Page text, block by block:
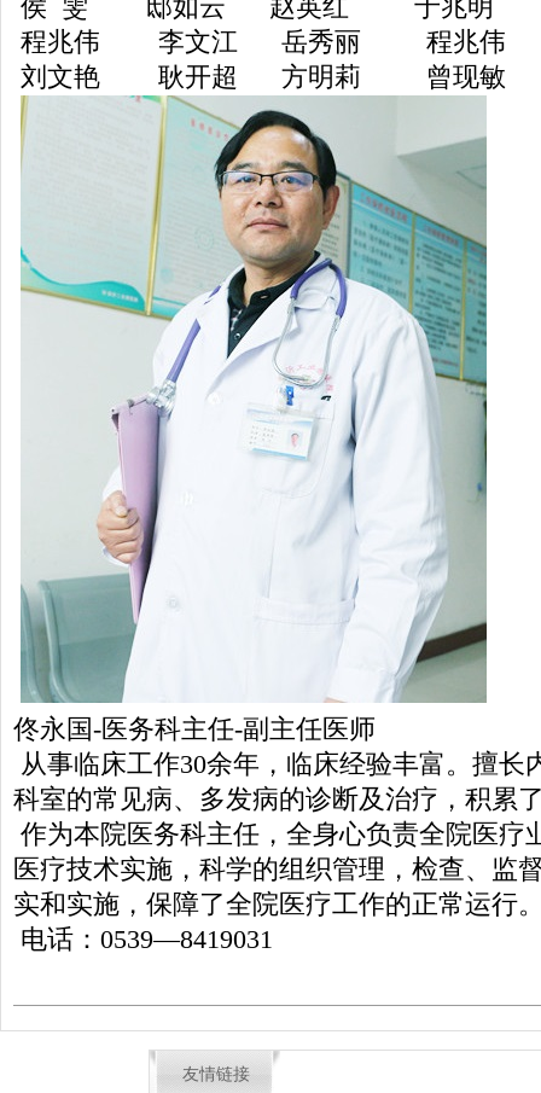
侯 雯 邸如云 赵英红 于兆明
程兆伟 李文江 岳秀丽 程兆伟
刘文艳 耿开超 方明莉 曾现敏
佟永国-医务科主任-副主任医师
从事临床工作30余年，临床经验丰富。擅长
科室的常见病、多发病的诊断及治疗，积累
作为本院医务科主任，全身心负责全院医疗
医疗技术实施，科学的组织管理，检查、监
实和实施，保障了全院医疗工作的正常运行
电话：0539—8419031
友情链接